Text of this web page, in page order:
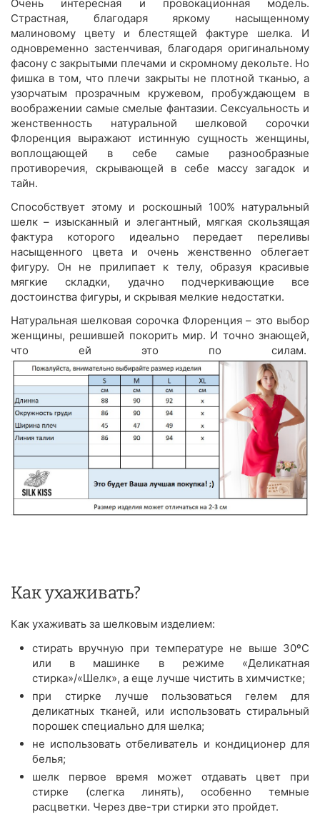
Очень интересная и провокационная модель.
Страстная, благодаря яркому насыщенному
малиновому цвету и блестящей фактуре шелка. И
одновременно застенчивая, благодаря оригинальному
фасону с закрытыми плечами и скромному декольте. Но
фишка в том, что плечи закрыты не плотной тканью, а
узорчатым прозрачным кружевом, пробуждающем в
воображении самые смелые фантазии. Сексуальность и
женственность натуральной шелковой сорочки
Флоренция выражают истинную сущность женщины,
воплощающей в себе самые разнообразные
противоречия, скрывающей в себе массу загадок и
тайн.
Способствует этому и роскошный 100% натуральный
шелк – изысканный и элегантный, мягкая скользящая
фактура которого идеально передает переливы
насыщенного цвета и очень женственно облегает
фигуру. Он не прилипает к телу, образуя красивые
мягкие складки, удачно подчеркивающие все
достоинства фигуры, и скрывая мелкие недостатки.
Натуральная шелковая сорочка Флоренция – это выбор
женщины, решившей покорить мир. И точно знающей,
что ей это по силам.
Как ухаживать?
Как ухаживать за шелковым изделием:
стирать вручную при температуре не выше 30ºС
или в машинке в режиме «Деликатная
стирка»/«Шелк», а еще лучше чистить в химчистке;
при стирке лучше пользоваться гелем для
деликатных тканей, или использовать стиральный
порошек специально для шелка;
не использовать отбеливатель и кондиционер для
белья;
шелк первое время может отдавать цвет при
стирке (слегка линять), особенно темные
расцветки. Через две-три стирки это пройдет.